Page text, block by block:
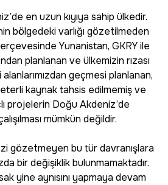
en uzun kıyıya sahip ülkedir.
bölgedeki varlığı gözetilmeden
Yunanistan, GKRY ile
planlanan ve ülkemizin rızası
geçmesi planlanan,
kaynak tahsis edilmemiş ve
projelerin Doğu Akdeniz’de
mümkün değildir.
gözetmeyen bu tür davranışlara
bir değişiklik bulunmamaktadır.
yine aynısını yapmaya devam